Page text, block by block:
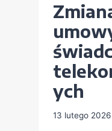
ych
13 lutego 2026